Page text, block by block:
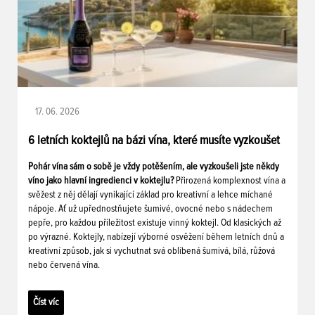
17. 06. 2026
6 letních koktejlů na bázi vína, které musíte vyzkoušet
Pohár vína sám o sobě je vždy potěšením, ale vyzkoušeli jste někdy
víno jako hlavní ingredienci v koktejlu? Přirozená komplexnost vína a
svěžest z něj dělají vynikající základ pro kreativní a lehce míchané
nápoje. Ať už upřednostňujete šumivé, ovocné nebo s nádechem
pepře, pro každou příležitost existuje vinný koktejl. Od klasických až
po výrazné. Koktejly, nabízejí výborné osvěžení během letních dnů a
kreativní způsob, jak si vychutnat svá oblíbená šumivá, bílá, růžová
nebo červená vína.
Číst víc